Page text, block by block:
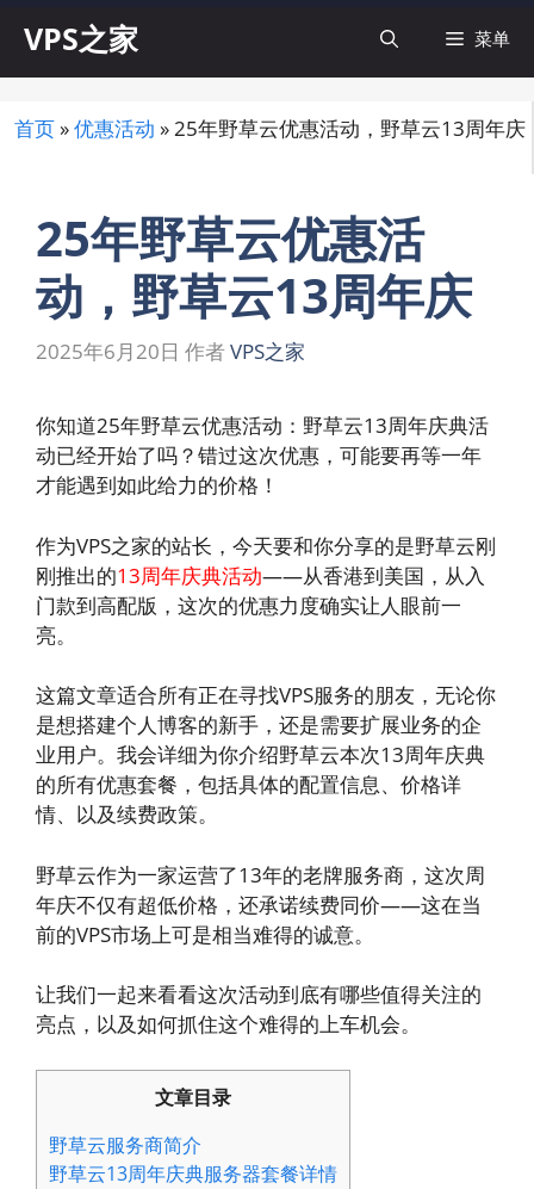
内
VPS之家 菜单
首页 »优惠活动 »25年野草云优惠活动，野草云13周年庆
25年野草云优惠活
动，野草云13周年庆
2025年6月20日 作者VPS之家
你知道25年野草云优惠活动：野草云13周年庆典活
动已经开始了吗？错过这次优惠，可能要再等一年
才能遇到如此给力的价格！
作为VPS之家的站长，今天要和你分享的是野草云刚
刚推出的13周年庆典活动——从香港到美国，从入
门款到高配版，这次的优惠力度确实让人眼前一
亮。
这篇文章适合所有正在寻找VPS服务的朋友，无论你
是想搭建个人博客的新手，还是需要扩展业务的企
业用户。我会详细为你介绍野草云本次13周年庆典
的所有优惠套餐，包括具体的配置信息、价格详
情、以及续费政策。
野草云作为一家运营了13年的老牌服务商，这次周
年庆不仅有超低价格，还承诺续费同价——这在当
前的VPS市场上可是相当难得的诚意。
让我们一起来看看这次活动到底有哪些值得关注的
亮点，以及如何抓住这个难得的上车机会。
文章目录
野草云服务商简介
野草云13周年庆典服务器套餐详情